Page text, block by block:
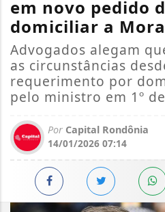
em novo pedido
domiciliar a
Advogados alegam
as circunstâncias
requerimento por
pelo ministro em 1º
Por Capital Rondônia
14/01/2026 07:14